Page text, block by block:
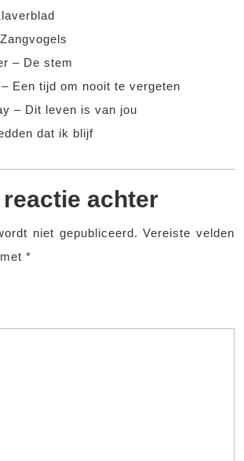
– De stem
Een tijd om nooit te vergeten
– Dit leven is van jou
dat ik blijf
reactie achter
niet gepubliceerd. Vereiste velden
*